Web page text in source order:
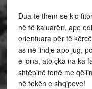
Dua te them se kjo
në të kaluarën, apo
orientuara për të
as në lindje apo jug,
e jona, ato çka na ka
shtëpinë tonë me
në tokën e shqipeve!